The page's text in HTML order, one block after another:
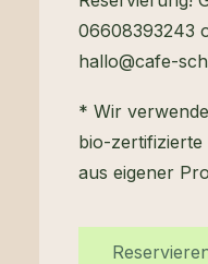
06608393243
hallo@cafe-
* Wir
bio-
aus eigener